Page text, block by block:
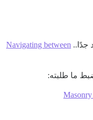
جدًا.. Navigating between
ما طلبته: